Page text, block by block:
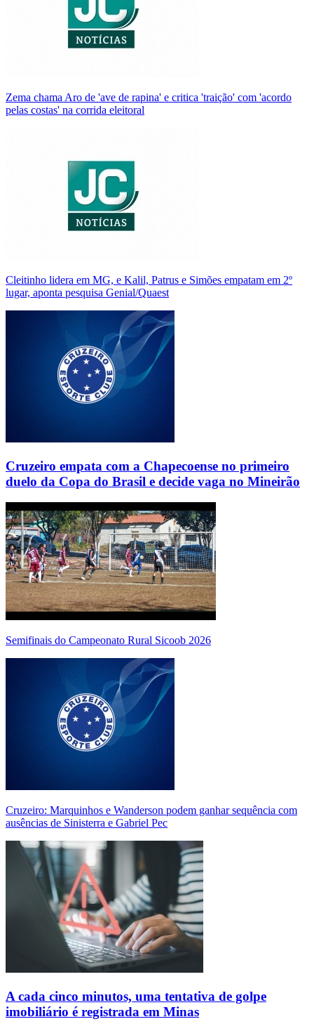
Zema chama Aro de 'ave de rapina' e critica 'traição' com 'acordo
pelas costas' na corrida eleitoral
Cleitinho lidera em MG, e Kalil, Patrus e Simões empatam em 2º
lugar, aponta pesquisa Genial/Quaest
Cruzeiro empata com a Chapecoense no primeiro
duelo da Copa do Brasil e decide vaga no Mineirão
Semifinais do Campeonato Rural Sicoob 2026
Cruzeiro: Marquinhos e Wanderson podem ganhar sequência com
ausências de Sinisterra e Gabriel Pec
A cada cinco minutos, uma tentativa de golpe
imobiliário é registrada em Minas